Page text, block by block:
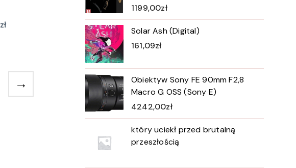
zł
→
1199,00zł
Solar Ash (Digital)
161,09zł
Obiektyw Sony FE 90mm F2,8
Macro G OSS (Sony E)
4242,00zł
który uciekł przed brutalną
przeszłością